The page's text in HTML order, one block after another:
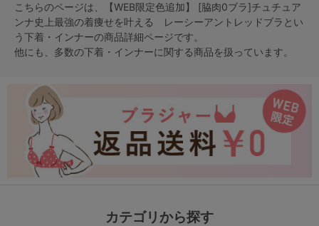
こちらのページは、【WEB限定色追加】 [脇肉0ブラ]チュチュア
ンナ史上最強の着痩せを叶える レーシーアントレッドブラとい
う下着・インナーの商品詳細ページです。
他にも、多数の下着・インナーに関する商品を扱っています。
カテゴリから探す